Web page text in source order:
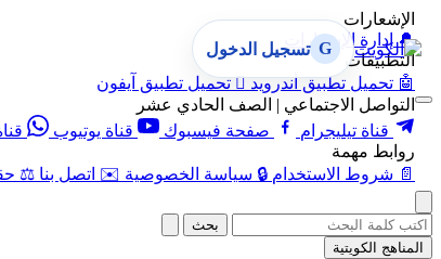
الإشعارات
🔔 إدارة الإشعارات
التطبيقات
🤖 تحميل تطبيق أندرويد  تحميل تطبيق آيفون
التواصل الاجتماعي | الصف الحادي عشر
قناة تيليجرام
صفحة فيسبوك قناة يوتيوب
روابط مهمة
📄 شروط الاستخدام 🔒 سياسة الخصوصية ✉️ اتصل بنا ⚖️
G تسجيل الدخول
بحث
المناهج الكويتية